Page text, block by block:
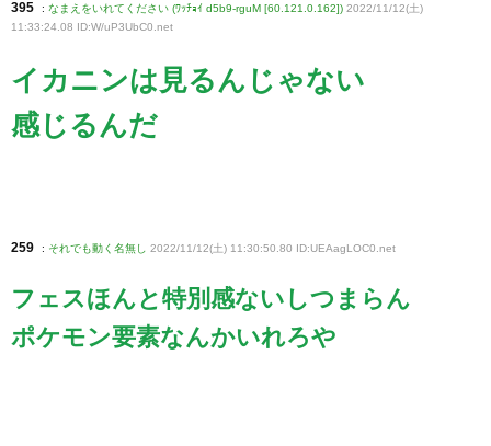
395 : なまえをいれてください (ﾜｯﾁｮｲ d5b9-rguM [60.121.0.162]) 2022/11/12(土)
11:33:24.08 ID:W/uP3UbC0.net
イカニンは見るんじゃない
感じるんだ
259 : それでも動く名無し 2022/11/12(土) 11:30:50.80 ID:UEAagLOC0 .net
フェスほんと特別感ないしつまらん
ポケモン要素なんかいれろや